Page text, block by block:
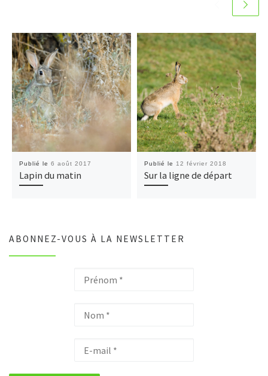
Publié le 6 août 2017
Lapin du matin
Publié le 12 février 2018
Sur la ligne de départ
ABONNEZ-VOUS À LA NEWSLETTER